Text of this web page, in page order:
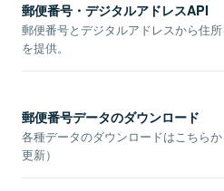
郵便番号・デジタルアドレスAPI
郵便番号とデジタルアドレスから住
を提供。
郵便番号データのダウンロード
各種データのダウンロードはこちら
更新）